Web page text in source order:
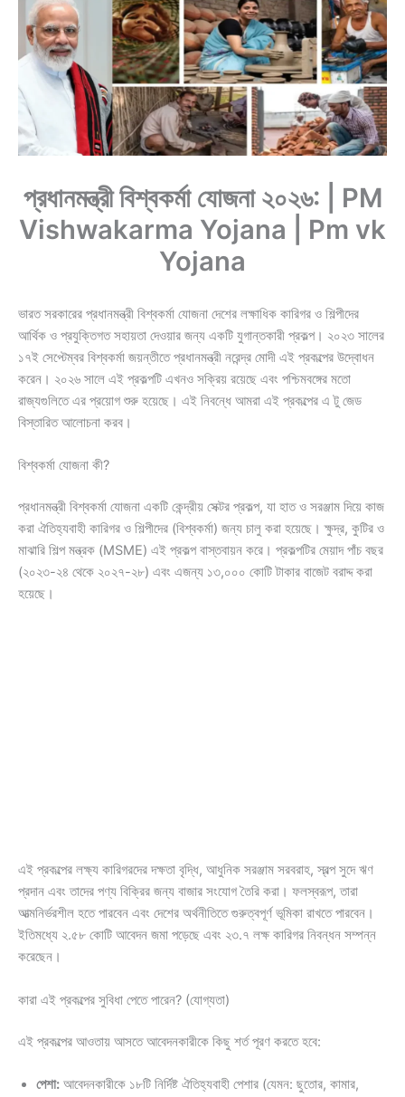
প্রধানমন্ত্রী বিশ্বকর্মা যোজনা ২০২৬: | PM
Vishwakarma Yojana | Pm vk
Yojana
ভারত সরকারের প্রধানমন্ত্রী বিশ্বকর্মা যোজনা দেশের লক্ষাধিক কারিগর ও শিল্পীদের
আর্থিক ও প্রযুক্তিগত সহায়তা দেওয়ার জন্য একটি যুগান্তকারী প্রকল্প। ২০২৩ সালের
১৭ই সেপ্টেম্বর বিশ্বকর্মা জয়ন্তীতে প্রধানমন্ত্রী নরেন্দ্র মোদী এই প্রকল্পের উদ্বোধন
করেন। ২০২৬ সালে এই প্রকল্পটি এখনও সক্রিয় রয়েছে এবং পশ্চিমবঙ্গের মতো
রাজ্যগুলিতে এর প্রয়োগ শুরু হয়েছে। এই নিবন্ধে আমরা এই প্রকল্পের এ টু জেড
বিস্তারিত আলোচনা করব।
বিশ্বকর্মা যোজনা কী?
প্রধানমন্ত্রী বিশ্বকর্মা যোজনা একটি কেন্দ্রীয় সেক্টর প্রকল্প, যা হাত ও সরঞ্জাম দিয়ে কাজ
করা ঐতিহ্যবাহী কারিগর ও শিল্পীদের (বিশ্বকর্মা) জন্য চালু করা হয়েছে। ক্ষুদ্র, কুটির ও
মাঝারি শিল্প মন্ত্রক (MSME) এই প্রকল্প বাস্তবায়ন করে। প্রকল্পটির মেয়াদ পাঁচ বছর
(২০২৩-২৪ থেকে ২০২৭-২৮) এবং এজন্য ১৩,০০০ কোটি টাকার বাজেট বরাদ্দ করা
হয়েছে।
এই প্রকল্পের লক্ষ্য কারিগরদের দক্ষতা বৃদ্ধি, আধুনিক সরঞ্জাম সরবরাহ, স্বল্প সুদে ঋণ
প্রদান এবং তাদের পণ্য বিক্রির জন্য বাজার সংযোগ তৈরি করা। ফলস্বরূপ, তারা
আত্মনির্ভরশীল হতে পারবেন এবং দেশের অর্থনীতিতে গুরুত্বপূর্ণ ভূমিকা রাখতে পারবেন।
ইতিমধ্যে ২.৫৮ কোটি আবেদন জমা পড়েছে এবং ২৩.৭ লক্ষ কারিগর নিবন্ধন সম্পন্ন
করেছেন।
কারা এই প্রকল্পের সুবিধা পেতে পারেন? (যোগ্যতা)
এই প্রকল্পের আওতায় আসতে আবেদনকারীকে কিছু শর্ত পূরণ করতে হবে:
পেশা: আবেদনকারীকে ১৮টি নির্দিষ্ট ঐতিহ্যবাহী পেশার (যেমন: ছুতোর, কামার,